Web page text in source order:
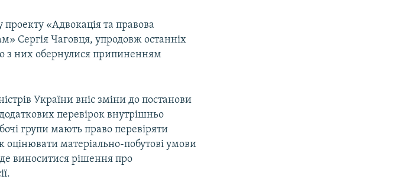
проекту «Адвокація та правова
Сергія Чаговця, упродовж останніх
з них обернулися припиненням
України вніс зміни до постанови
перевірок внутрішньо
групи мають право перевіряти
оцінювати матеріально-побутові умови
виноситися рішення про